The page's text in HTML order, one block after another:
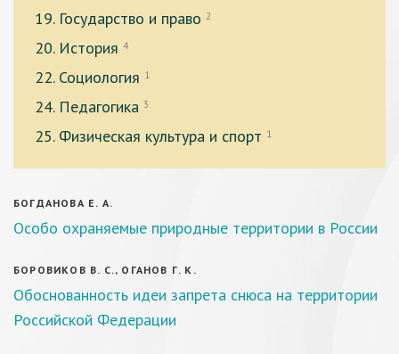
19. Государство и право 2
20. История 4
22. Социология 1
24. Педагогика 3
25. Физическая культура и спорт 1
БОГДАНОВА Е. А.
Особо охраняемые природные территории в России
БОРОВИКОВ В. С., ОГАНОВ Г. К.
Обоснованность идеи запрета снюса на территории
Российской Федерации